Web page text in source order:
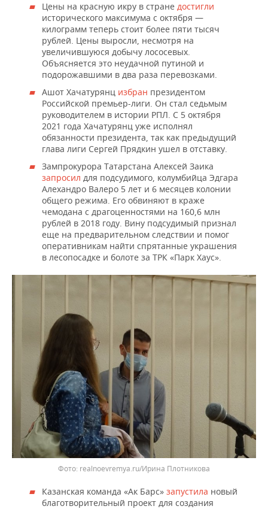
Цены на красную икру в стране достигли
исторического максимума с октября —
килограмм теперь стоит более пяти тысяч
рублей. Цены выросли, несмотря на
увеличившуюся добычу лососевых.
Объясняется это неудачной путиной и
подорожавшими в два раза перевозками.
Ашот Хачатурянц избран президентом
Российской премьер-лиги. Он стал седьмым
руководителем в истории РПЛ. С 5 октября
2021 года Хачатурянц уже исполнял
обязанности президента, так как предыдущий
глава лиги Сергей Прядкин ушел в отставку.
Зампрокурора Татарстана Алексей Заика
запросил для подсудимого, колумбийца Эдгара
Алехандро Валеро 5 лет и 6 месяцев колонии
общего режима. Его обвиняют в краже
чемодана с драгоценностями на 160,6 млн
рублей в 2018 году. Вину подсудимый признал
еще на предварительном следствии и помог
оперативникам найти спрятанные украшения
в лесопосадке и болоте за ТРК «Парк Хаус».
realnoevremya.ru/Ирина Плотникова
Казанская команда «Ак Барс» запустила новый
благотворительный проект для создания